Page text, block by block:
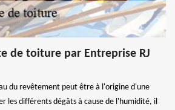
de toiture par Entreprise RJ
du revêtement peut être à l'origine d'une
les différents dégâts à cause de l'humidité, il